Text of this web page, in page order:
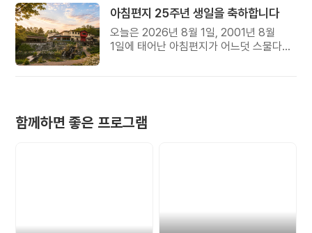
아침편지 25주년 생일을 축하합니다
오늘은 2026년 8월 1일, 2001년 8월
1일에 태어난 아침편지가 어느덧 스물다섯
함께하면 좋은 프로그램